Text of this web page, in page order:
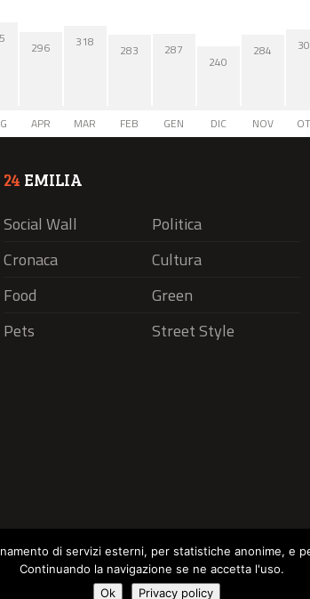
296
APR
318
MAR
283
FEB
287
GEN
240
DIC
284
NOV
24 EMILIA
Social Wall
Politica
Cronaca
Cultura
Food
Green
Pets
Street Style
Social Wall Politica
di servizi esterni, per statistiche anonime, e
Continuando la navigazione se ne accetta l'uso.
Ok
Privacy policy